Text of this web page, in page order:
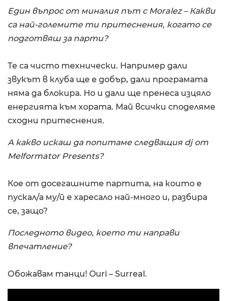
Един въпрос от миналия път с Moralez – Какви
са най-големите ти притеснения, когато се
подготвяш за парти?
Те са чисто технически. Например дали
звукът в клуба ще е добър, дали програмата
няма да блокира. Но и дали ще пренеса изцяло
енергията към хората. Май всички споделяме
сходни притеснения.
А какво искаш да попитаме следващия dj от
Melformator Presents?
Кое от досегашните партита, на които е
пускал/а му/й е харесало най-много и, разбира
се, защо?
Последното видео, което ти направи
впечатление?
Обожавам танци! Ouri – Surreal.